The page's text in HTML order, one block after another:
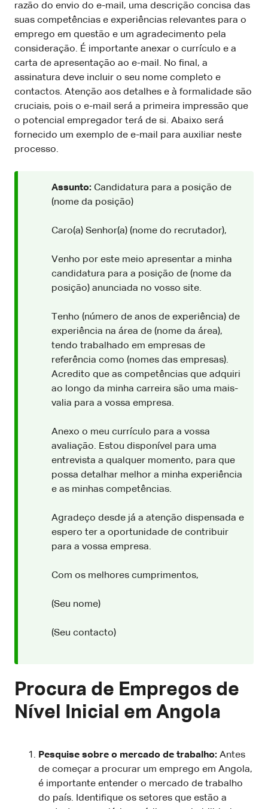
razão do envio do e-mail, uma descrição concisa das
suas competências e experiências relevantes para o
emprego em questão e um agradecimento pela
consideração. É importante anexar o currículo e a
carta de apresentação ao e-mail. No final, a
assinatura deve incluir o seu nome completo e
contactos. Atenção aos detalhes e à formalidade são
cruciais, pois o e-mail será a primeira impressão que
o potencial empregador terá de si. Abaixo será
fornecido um exemplo de e-mail para auxiliar neste
processo.
Assunto: Candidatura para a posição de
(nome da posição)
Caro(a) Senhor(a) (nome do recrutador),
Venho por este meio apresentar a minha
candidatura para a posição de (nome da
posição) anunciada no vosso site.
Tenho (número de anos de experiência) de
experiência na área de (nome da área),
tendo trabalhado em empresas de
referência como (nomes das empresas).
Acredito que as competências que adquiri
ao longo da minha carreira são uma mais-
valia para a vossa empresa.
Anexo o meu currículo para a vossa
avaliação. Estou disponível para uma
entrevista a qualquer momento, para que
possa detalhar melhor a minha experiência
e as minhas competências.
Agradeço desde já a atenção dispensada e
espero ter a oportunidade de contribuir
para a vossa empresa.
Com os melhores cumprimentos,
(Seu nome)
(Seu contacto)
Procura de Empregos de
Nível Inicial em Angola
Pesquise sobre o mercado de trabalho: Antes
de começar a procurar um emprego em Angola,
é importante entender o mercado de trabalho
do país. Identifique os setores que estão a